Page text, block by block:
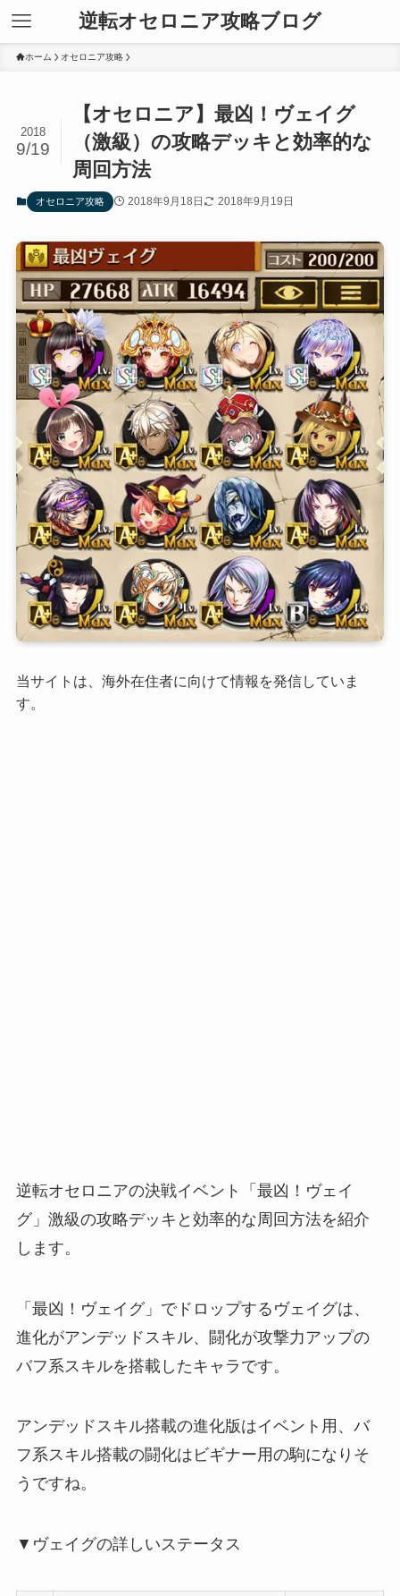
逆転オセロニア攻略ブログ
ホーム オセロニア攻略
【オセロニア】最凶！ヴェイグ
（激級）の攻略デッキと効率的な
周回方法
2018
9/19
オセロニア攻略 2018年9月18日 2018年9月19日
当サイトは、海外在住者に向けて情報を発信していま
す。
逆転オセロニアの決戦イベント「最凶！ヴェイ
グ」激級の攻略デッキと効率的な周回方法を紹介
します。
「最凶！ヴェイグ」でドロップするヴェイグは、
進化がアンデッドスキル、闘化が攻撃力アップの
バフ系スキルを搭載したキャラです。
アンデッドスキル搭載の進化版はイベント用、バ
フ系スキル搭載の闘化はビギナー用の駒になりそ
うですね。
▼ヴェイグの詳しいステータス